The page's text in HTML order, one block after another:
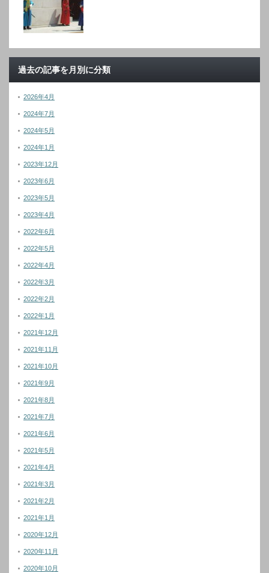
過去の記事を月別に分類
2026年4月
2024年7月
2024年5月
2024年1月
2023年12月
2023年6月
2023年5月
2023年4月
2022年6月
2022年5月
2022年4月
2022年3月
2022年2月
2022年1月
2021年12月
2021年11月
2021年10月
2021年9月
2021年8月
2021年7月
2021年6月
2021年5月
2021年4月
2021年3月
2021年2月
2021年1月
2020年12月
2020年11月
2020年10月